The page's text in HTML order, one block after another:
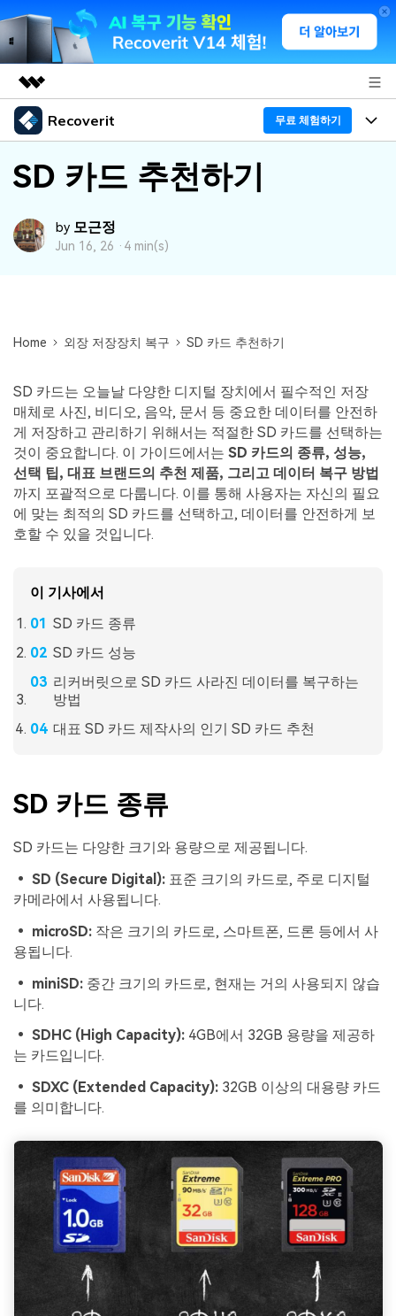
주요 제품
유틸리티
비즈니스
솔루션
뉴스룸
도움말 센터
Recoverit 무료 체험하기
프로그램
Recoverit - Windows 버전
선도적인 데이터 복구 전문가
Mac 시스템에서 무제한 데이터 복구
무료 체험
리커버릿 무료 버전
기타 프로그램
Repairit - 데이터 복구
UBackit - 데이터 백업
미디어 복구하기
디바이스 복구하기
리커버릿 모든 기능 확인하기
복구 Tips
삭제된 파일 복구
기타
더 많은 솔루션 찾기
드라이브에서 복구
삭제된 미디어 복구
복구 솔루션
삭제된 파일 복구
데이터 손실 시나리오
가이드
다운로드 로그인
search
SD 카드 추천하기
by 모근정
Jun 16, 26 · 4 min(s)
Home 외장 저장장치 복구 SD 카드 추천하기
SD 카드는 오늘날 다양한 디지털 장치에서 필수적인 저장
매체로 사진, 비디오, 음악, 문서 등 중요한 데이터를 안전하
게 저장하고 관리하기 위해서는 적절한 SD 카드를 선택하는
것이 중요합니다. 이 가이드에서는 SD 카드의 종류, 성능,
선택 팁, 대표 브랜드의 추천 제품, 그리고 데이터 복구 방법
까지 포괄적으로 다룹니다. 이를 통해 사용자는 자신의 필요
에 맞는 최적의 SD 카드를 선택하고, 데이터를 안전하게 보
호할 수 있을 것입니다.
이 기사에서
SD 카드 종류
SD 카드 성능
리커버릿으로 SD 카드 사라진 데이터를 복구하는
방법
대표 SD 카드 제작사의 인기 SD 카드 추천
SD 카드 종류
SD 카드는 다양한 크기와 용량으로 제공됩니다.
• SD (Secure Digital): 표준 크기의 카드로, 주로 디지털
카메라에서 사용됩니다.
• microSD: 작은 크기의 카드로, 스마트폰, 드론 등에서 사
용됩니다.
• miniSD: 중간 크기의 카드로, 현재는 거의 사용되지 않습
니다.
• SDHC (High Capacity): 4GB에서 32GB 용량을 제공하
는 카드입니다.
• SDXC (Extended Capacity): 32GB 이상의 대용량 카드
를 의미합니다.